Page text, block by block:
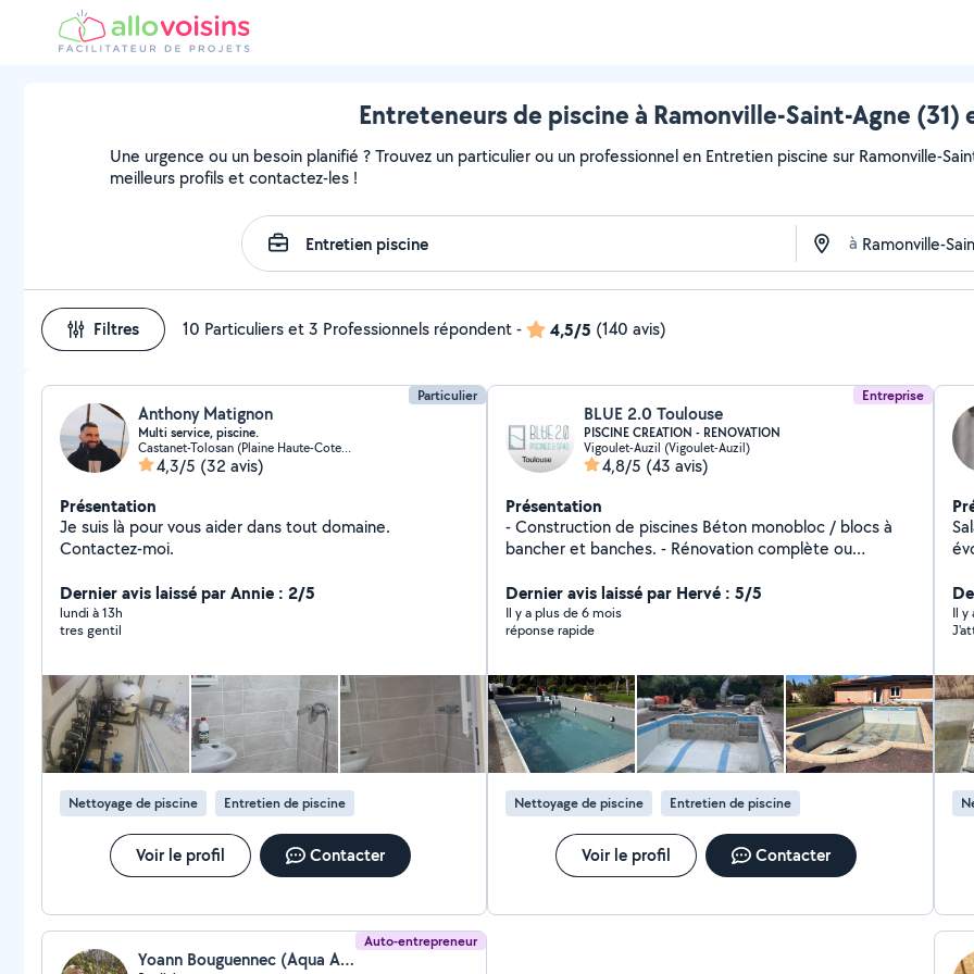
Entreteneurs de piscine à Ramonville-Saint-Agne (31)
Une urgence ou un besoin planifié ? Trouvez un particulier ou un professionnel en Entretien piscine sur Ramonville-
meilleurs profils et contactez-les !
à
Filtres 10 Particuliers et 3 Professionnels répondent- 4,5/5 (140 avis)
Particulier
Anthony Matignon
Multi service, piscine.
Castanet-Tolosan (Plaine Haute-Coteaux)
4,3/5 (32 avis)
Présentation
Je suis là pour vous aider dans tout domaine.
Contactez-moi.
Dernier avis laissé par Annie : 2/5
lundi à 13h
tres gentil
Nettoyage de piscine Entretien de piscine
Voir le profil Contacter
Entreprise
BLUE 2.0 Toulouse
PISCINE CREATION - RENOVATION
Vigoulet-Auzil (Vigoulet-Auzil)
4,8/5 (43 avis)
Présentation
- Construction de piscines Béton monobloc / blocs à
bancher et banches. - Rénovation complète ou
de banquette ou plage et d'escalier / réduction bassin,
remplacement revêtement ). - Spécialiste dans la
conception et la réalisation de piscines. - Installation de
membrane armée. - Réparation et remplacement de
Skimmers. - Diagnostics et dépannages. - Entretien de
piscines (mise en service, contrôle régulier et
hivernage, Eau verte, etc ). GARANTIE DECENALE
PISCINE
Dernier avis laissé par Hervé : 5/5
Il y a plus de 6 mois
réponse rapide
Nettoyage de piscine Entretien de piscine
Voir le profil Contacter
Il y
Auto-entrepreneur
Yoann Bouguennec (Aqua And Green Services)